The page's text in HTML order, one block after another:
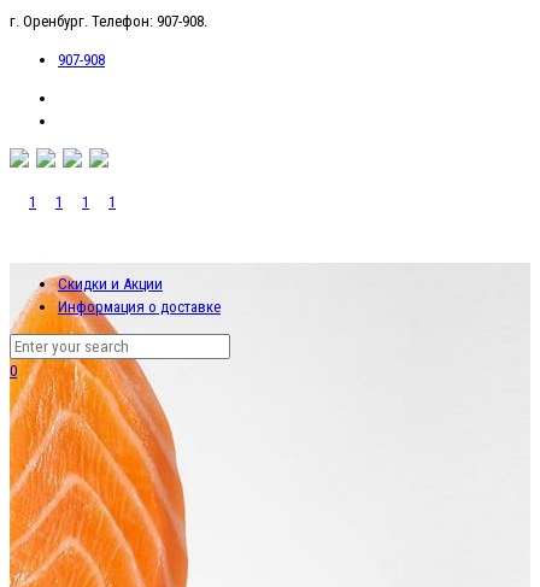
г. Оренбург. Телефон: 907-908.
907-908
Скидки и Акции
Информация о доставке
0